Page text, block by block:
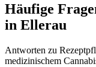
Häufige
in Ellerau
Antworten zu
medizinischem